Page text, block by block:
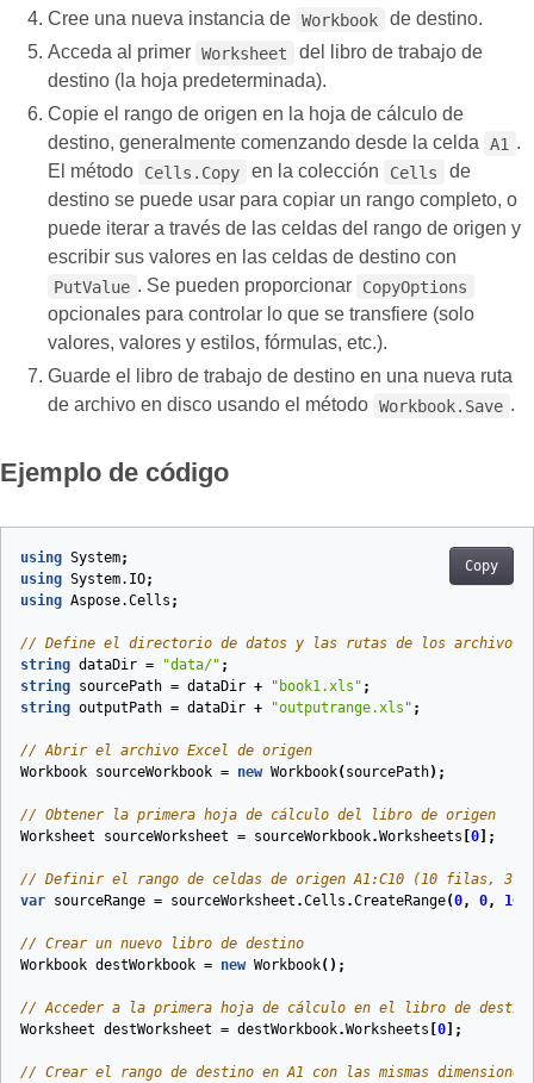
Cree una nueva instancia de Workbook
de destino.
Acceda al primer Worksheet
del libro de trabajo de
destino (la hoja predeterminada).
Copie el rango de origen en la hoja de cálculo de
destino, generalmente comenzando desde la celda
A1 .
El método
Cells.Copy en la colección Cells
de
destino se puede usar para copiar un rango completo, o
puede iterar a través de las celdas del rango de origen y
escribir sus valores en las celdas de destino con
PutValue . Se pueden proporcionar CopyOptions
opcionales para controlar lo que se transfiere (solo
valores, valores y estilos, fórmulas, etc.).
Guarde el libro de trabajo de destino en una nueva ruta
de archivo en disco usando el método Workbook.Save .
Ejemplo de código
Copy
using System;
using System.IO;
using Aspose.Cells ;
// Define el directorio de datos y las rutas de los archivos
string dataDir = "data/" ;
string sourcePath = dataDir + "book1.xls" ;
string outputPath = dataDir + "outputrange.xls" ;
// Abrir el archivo Excel de origen
Workbook sourceWorkbook = new Workbook( sourcePath);
// Obtener la primera hoja de cálculo del libro de origen
Worksheet
sourceWorksheet = sourceWorkbook.Worksheets 0 ];
// Definir el rango de celdas de origen A1:C10 (10 filas, 3
var sourceRange = sourceWorksheet .Cells .CreateRange(0, 0, 10
// Crear un nuevo libro de destino
Workbook destWorkbook = new Workbook();
// Acceder a la primera hoja de cálculo en el libro de
Worksheet destWorksheet = destWorkbook.Worksheets 0 ];
// Crear el rango de destino en A1 con las mismas